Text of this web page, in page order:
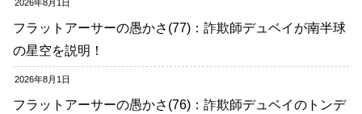
2026年8月1日
フラットアーサーの愚かさ(77)：詐欺師デュベイが南半球
の星空を説明！
2026年8月1日
フラットアーサーの愚かさ(76)：詐欺師デュベイのトンデ